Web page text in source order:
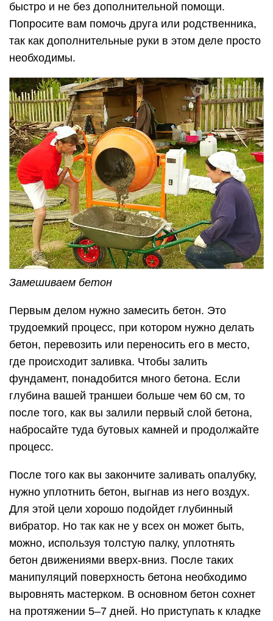
быстро и не без дополнительной помощи.
Попросите вам помочь друга или родственника,
так как дополнительные руки в этом деле просто
необходимы.
Замешиваем бетон
Первым делом нужно замесить бетон. Это
трудоемкий процесс, при котором нужно делать
бетон, перевозить или переносить его в место,
где происходит заливка. Чтобы залить
фундамент, понадобится много бетона. Если
глубина вашей траншеи больше чем 60 см, то
после того, как вы залили первый слой бетона,
набросайте туда бутовых камней и продолжайте
процесс.
После того как вы закончите заливать опалубку,
нужно уплотнить бетон, выгнав из него воздух.
Для этой цели хорошо подойдет глубинный
вибратор. Но так как не у всех он может быть,
можно, используя толстую палку, уплотнять
бетон движениями вверх-вниз. После таких
манипуляций поверхность бетона необходимо
выровнять мастерком. В основном бетон сохнет
на протяжении 5–7 дней. Но приступать к кладке